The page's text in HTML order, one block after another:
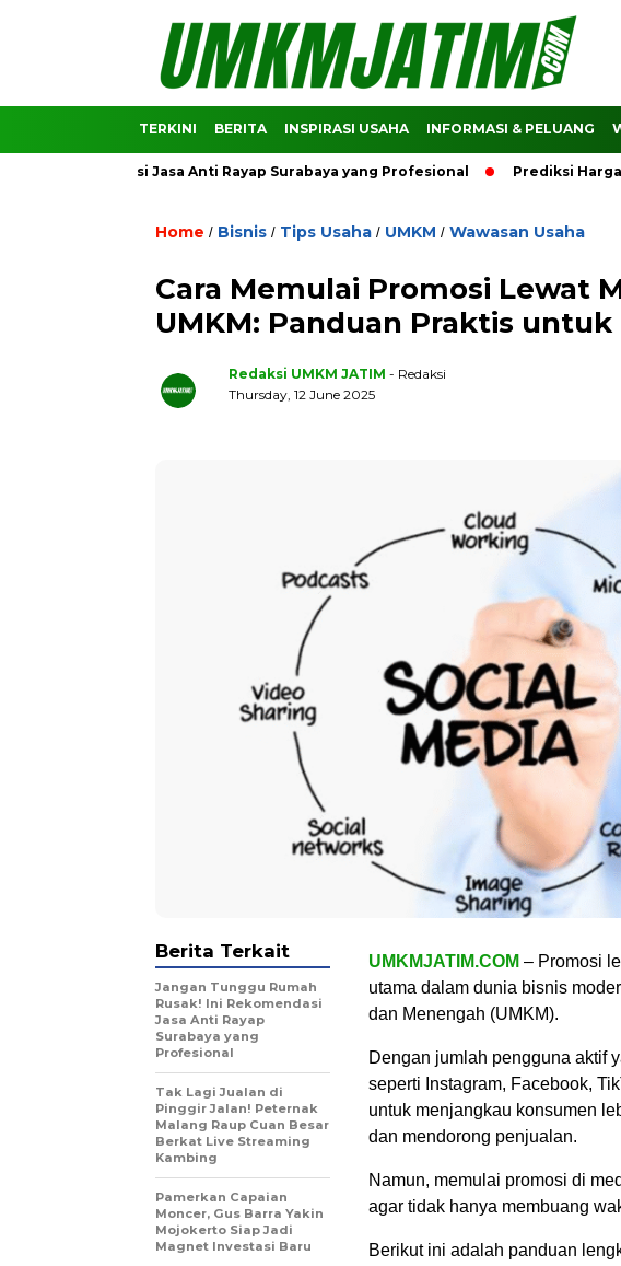
TERKINI BERITA INSPIRASI USAHA INFORMASI & PELUANG
Jasa Anti Rayap Surabaya yang Profesional Prediksi Harga
Home / Bisnis / Tips Usaha / UMKM / Wawasan Usaha
Cara Memulai Promosi Lewat
UMKM: Panduan Praktis
Redaksi UMKM JATIM - Redaksi
Thursday, 12 June 2025
UMKMJATIM.COM – Promosi
utama dalam dunia bisnis
dan Menengah (UMKM).
Dengan jumlah pengguna aktif
seperti Instagram, Facebook,
untuk menjangkau konsumen
dan mendorong penjualan.
Namun, memulai promosi di
agar tidak hanya membuang
Berikut ini adalah panduan
Berita Terkait
Jangan Tunggu Rumah
Rusak! Ini Rekomendasi
Jasa Anti Rayap
Surabaya yang
Profesional
Tak Lagi Jualan di
Pinggir Jalan! Peternak
Malang Raup Cuan Besar
Berkat Live Streaming
Kambing
Pamerkan Capaian
Moncer, Gus Barra Yakin
Mojokerto Siap Jadi
Magnet Investasi Baru